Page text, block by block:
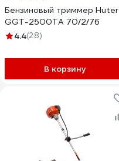
Бензиновый триммер Huter
GGT-2500ТA 70/2/76
4.4(28)
В корзину